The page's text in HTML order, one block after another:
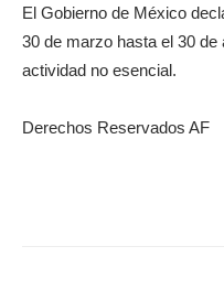
El Gobierno de México
30 de marzo hasta el 30 de
actividad no esencial.
Derechos Reservados AF